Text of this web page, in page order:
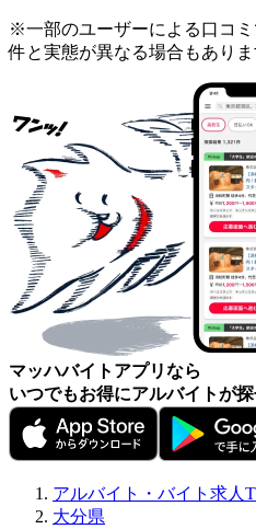
※一部のユーザーによる口コ
件と実態が異なる場合もありま
マッハバイトアプリなら
いつでもお得にアルバイトが探
アルバイト・バイト求人
大分県